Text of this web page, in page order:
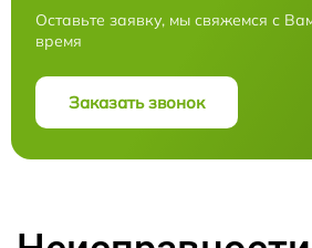
Оставьте заявку, мы свяжемся с
время
Заказать звонок